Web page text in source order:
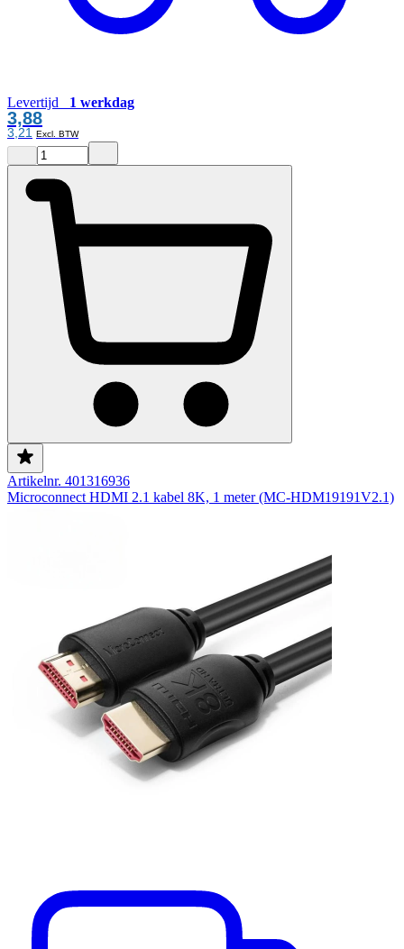
Levertijd 1 werkdag
3,88
3,21
Artikelnr. 401316936
Microconnect HDMI 2.1 kabel 8K, 1 meter (MC-HDM19191V2.1)